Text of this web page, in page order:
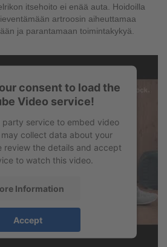
itsehoito ei enää auta. Hoidoilla
artroosin aiheuttamaa
ja parantamaan toimintakykyä.
consent to load the
Video service!
party service to embed video
collect data about your
review the details and accept
to watch this video.
Information
Accept
byUsercentrics Consent